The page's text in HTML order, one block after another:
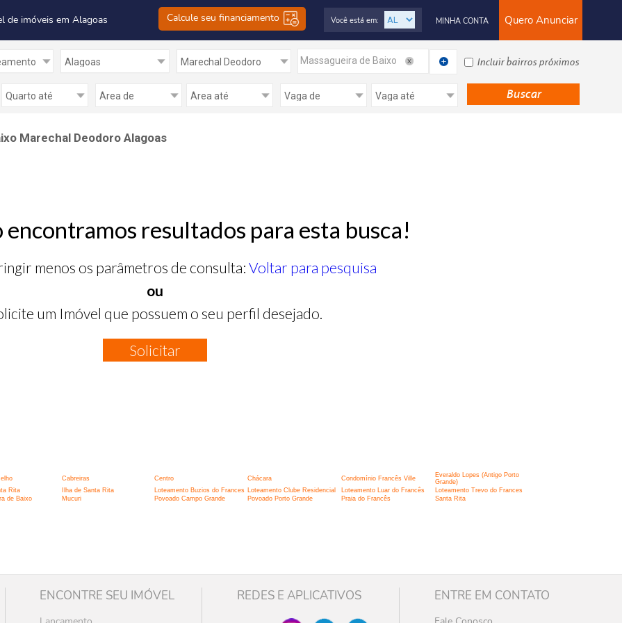
de imóveis em Alagoas Calcule seu financiamento Quero Anunciar
MINHA CONTA
Você está em:
Massagueira de Baixo Incluir bairros próximos
Marechal Deodoro Alagoas
encontramos resultados para esta busca!
menos os parâmetros de consulta: Voltar para pesquisa
ou
um Imóvel que possuem o seu perfil desejado.
Solicitar
Cabreiras Centro Chácara Condomínio Francês Ville
Everaldo Lopes (Antigo Porto
Grande)
Rita Ilha de Santa Rita Loteamento Buzios do Frances Loteamento Clube Residencial Loteamento Luar do Francês
Loteamento Trevo do Frances
de Baixo Mucuri Povoado Campo Grande Povoado Porto Grande Praia do Francês
Santa Rita
ENCONTRE SEU IMÓVEL REDES E APLICATIVOS ENTRE EM CONTATO